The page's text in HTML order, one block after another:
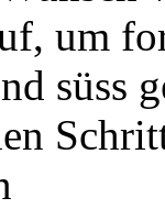
um
süss